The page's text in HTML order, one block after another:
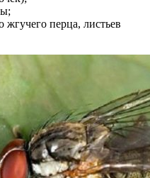
жгучего перца, листьев